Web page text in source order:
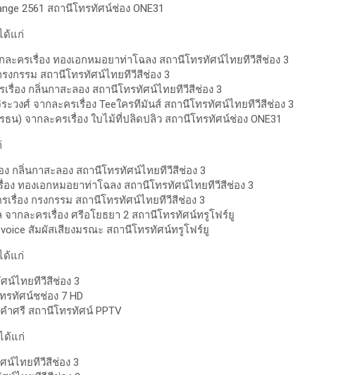
2561 สถานีโทรทัศน์ช่อง ONE31
ด้แก่
ะครเรื่อง ทองเอกหมอยาท่าโฉลง สถานีโทรทัศน์ไทยทีวีสีช่อง 3
งกรรม สถานีโทรทัศน์ไทยทีวีสีช่อง 3
รื่อง กลิ่นกาสะลอง สถานีโทรทัศน์ไทยทีวีสีช่อง 3
วงศ์ จากละครเรื่อง Teeใครทีมันส์ สถานีโทรทัศน์ไทยทีวีสีช่อง 3
ธน) จากละครเรื่อง ใบไม้ที่ปลิดปลิว สถานีโทรทัศน์ช่อง ONE31
กลิ่นกาสะลอง สถานีโทรทัศน์ไทยทีวีสีช่อง 3
ง ทองเอกหมอยาท่าโฉลง สถานีโทรทัศน์ไทยทีวีสีช่อง 3
รื่อง กรงกรรม สถานีโทรทัศน์ไทยทีวีสีช่อง 3
ากละครเรื่อง ศรีอโยธยา 2 สถานีโทรทัศน์ทรูโฟร์ยู
สัมผัสเสียงมรณะ สถานีโทรทัศน์ทรูโฟร์ยู
ด้แก่
น์ไทยทีวีสีช่อง 3
รทัศน์ชช่อง 7 HD
ำศรี สถานีโทรทัศน์ PPTV
ด้แก่
น์ไทยทีวีสีช่อง 3